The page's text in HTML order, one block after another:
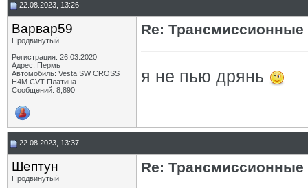
22.08.2023, 13:26
Варвар59
Продвинутый
Регистрация: 26.03.2020
Адрес: Пермь
Автомобиль: Vesta SW CROSS
H4M CVT Платина
Сообщений: 8,890
Re:
я не пью дрянь
22.08.2023, 13:37
Шептун
Продвинутый
Re: